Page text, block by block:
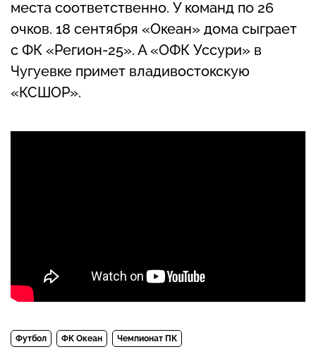
места соответственно. У команд по 26
очков. 18 сентября «Океан» дома сыграет
с ФК «Регион-25». А «ОФК Уссури» в
Чугуевке примет владивостокскую
«КСШОР».
Футбол ФК Океан Чемпионат ПК